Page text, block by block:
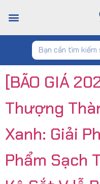
[BÃO GIÁ
Thượng
Xanh: Giải
Phẩm Sạch